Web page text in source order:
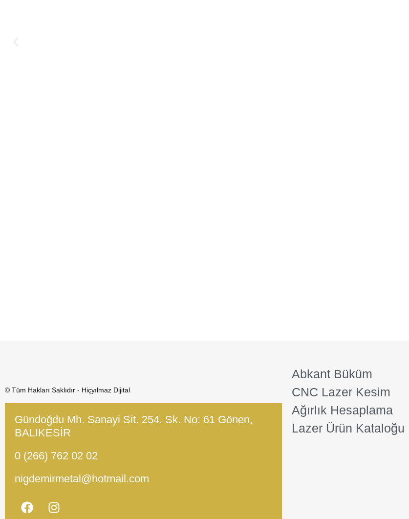
© Tüm Hakları Saklıdır - Hiçyılmaz Dijital
Gündoğdu Mh. Sanayi Sit. 254. Sk. No: 61 Gönen,
BALIKESİR
0 (266) 762 02 02
nigdemirmetal@hotmail.com
Abkant Büküm
CNC Lazer Kesim
Ağırlık Hesaplama
Lazer Ürün Kataloğu